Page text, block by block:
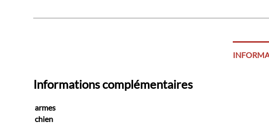
Informations complémentaires
armes
chien